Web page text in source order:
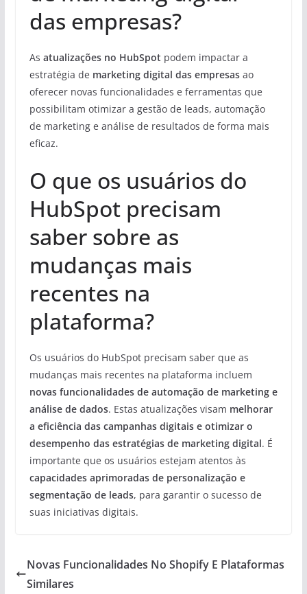
das empresas?
As atualizações no HubSpot podem impactar a
estratégia de marketing digital das empresasao
oferecer novas funcionalidades e ferramentas que
possibilitam otimizar a gestão de leads, automação
de marketing e análise de resultados de forma mais
eficaz.
O que os usuários do
HubSpot precisam
saber sobre as
mudanças mais
recentes na
plataforma?
Os usuários do HubSpot precisam saber que as
mudanças mais recentes na plataforma incluem
novas funcionalidades de automação de marketing e
análise de dados. Estas atualizações visam melhorar
a eficiência das campanhas digitais e otimizar o
desempenho das estratégias de marketing digital. É
importante que os usuários estejam atentos às
capacidades aprimoradas de personalização e
segmentação de leads, para garantir o sucesso de
suas iniciativas digitais.
Novas Funcionalidades No Shopify E Plataformas
Similares